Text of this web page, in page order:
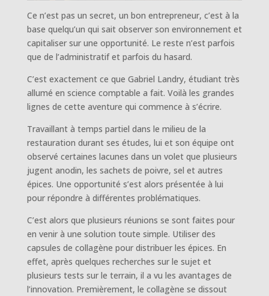
Ce n’est pas un secret, un bon entrepreneur, c’est à la
base quelqu’un qui sait observer son environnement et
capitaliser sur une opportunité. Le reste n’est parfois
que de l’administratif et parfois du hasard.
C’est exactement ce que Gabriel Landry, étudiant très
allumé en science comptable a fait. Voilà les grandes
lignes de cette aventure qui commence à s’écrire.
Travaillant à temps partiel dans le milieu de la
restauration durant ses études, lui et son équipe ont
observé certaines lacunes dans un volet que plusieurs
jugent anodin, les sachets de poivre, sel et autres
épices. Une opportunité s’est alors présentée à lui
pour répondre à différentes problématiques.
C’est alors que plusieurs réunions se sont faites pour
en venir à une solution toute simple. Utiliser des
capsules de collagène pour distribuer les épices. En
effet, après quelques recherches sur le sujet et
plusieurs tests sur le terrain, il a vu les avantages de
l’innovation. Premièrement, le collagène se dissout